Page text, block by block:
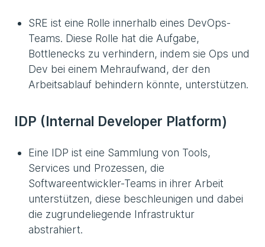
SRE ist eine Rolle innerhalb eines DevOps-
Teams. Diese Rolle hat die Aufgabe,
Bottlenecks zu verhindern, indem sie Ops und
Dev bei einem Mehraufwand, der den
Arbeitsablauf behindern könnte, unterstützen.
IDP (Internal Developer Platform)
Eine IDP ist eine Sammlung von Tools,
Services und Prozessen, die
Softwareentwickler-Teams in ihrer Arbeit
unterstützen, diese beschleunigen und dabei
die zugrundeliegende Infrastruktur
abstrahiert.